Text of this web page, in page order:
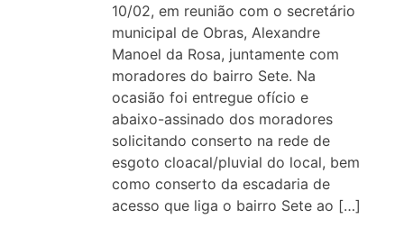
10/02, em reunião com o secretário
municipal de Obras, Alexandre
Manoel da Rosa, juntamente com
moradores do bairro Sete. Na
ocasião foi entregue ofício e
abaixo-assinado dos moradores
solicitando conserto na rede de
esgoto cloacal/pluvial do local, bem
como conserto da escadaria de
acesso que liga o bairro Sete ao […]